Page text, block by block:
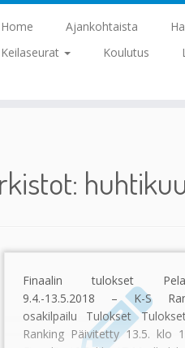
Home Ajankohtaista
Keilaseurat
Koulutus
Finaalin tulokset
9.4.-13.5.2018 – K-S
osakilpailu Tulokset
Ranking Päivitetty 13.5. klo